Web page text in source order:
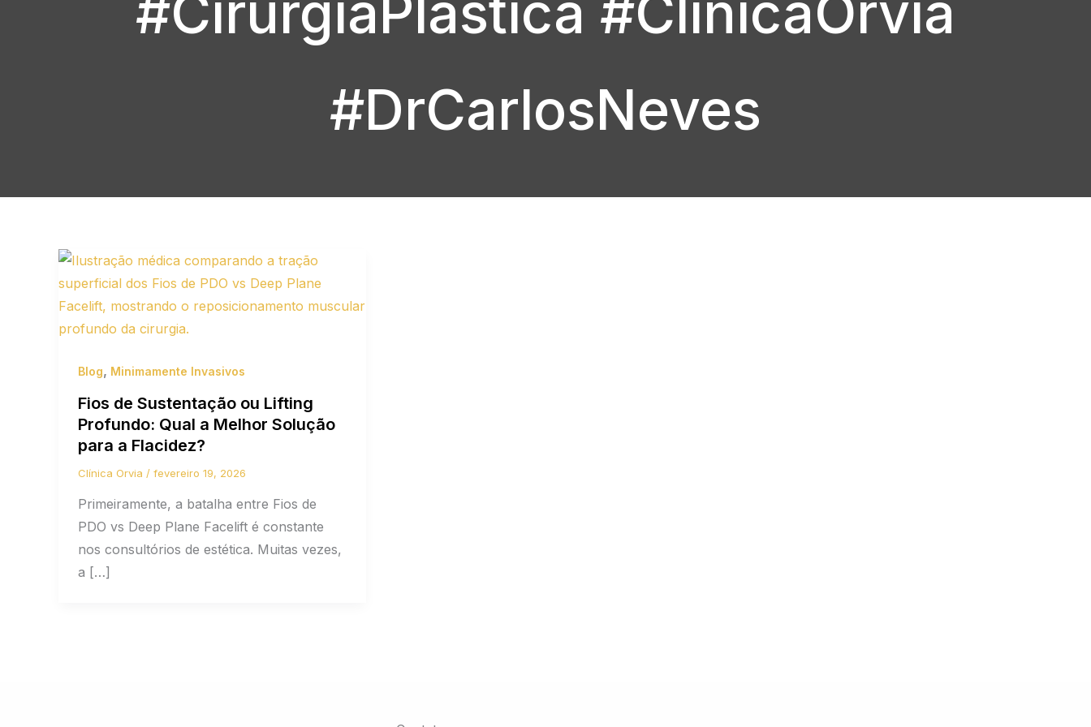
#DrCarlosNeves
Blog, Minimamente Invasivos
Fios de Sustentação ou Lifting
Profundo: Qual a Melhor Solução
para a Flacidez?
Clínica Orvia / fevereiro 19, 2026
Primeiramente, a batalha entre Fios de
PDO vs Deep Plane Facelift é constante
nos consultórios de estética. Muitas vezes,
a […]